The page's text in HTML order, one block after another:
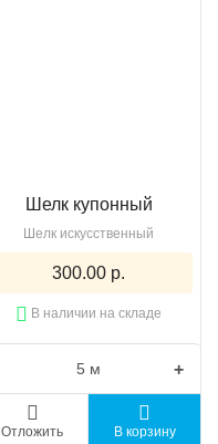
Шелк купонный
Шелк искусственный
300.00 р.
В наличии на складе
+
Отложить В корзину